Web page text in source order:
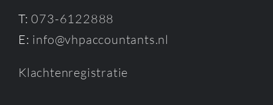
T:073-6122888
E: info@vhpaccountants.nl
Klachtenregistratie